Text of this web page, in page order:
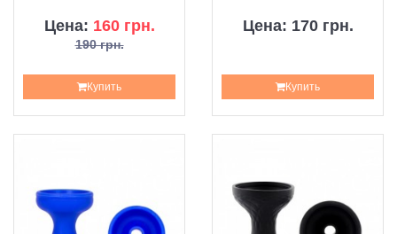
Цена: 160 грн.
190 грн.
Купить
Цена: 170 грн.
Купить